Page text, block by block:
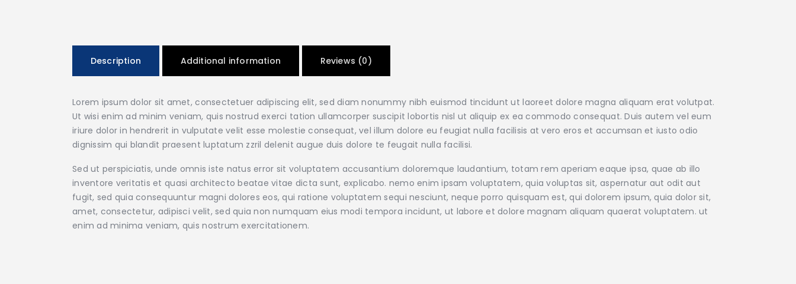
Description Additional information Reviews (0)
Lorem ipsum dolor sit amet, consectetuer adipiscing elit, sed diam nonummy nibh euismod tincidunt ut laoreet dolore magna aliquam erat volutpat.
Ut wisi enim ad minim veniam, quis nostrud exerci tation ullamcorper suscipit lobortis nisl ut aliquip ex ea commodo consequat. Duis autem vel eum
iriure dolor in hendrerit in vulputate velit esse molestie consequat, vel illum dolore eu feugiat nulla facilisis at vero eros et accumsan et iusto odio
dignissim qui blandit praesent luptatum zzril delenit augue duis dolore te feugait nulla facilisi.
Sed ut perspiciatis, unde omnis iste natus error sit voluptatem accusantium doloremque laudantium, totam rem aperiam eaque ipsa, quae ab illo
inventore veritatis et quasi architecto beatae vitae dicta sunt, explicabo. nemo enim ipsam voluptatem, quia voluptas sit, aspernatur aut odit aut
fugit, sed quia consequuntur magni dolores eos, qui ratione voluptatem sequi nesciunt, neque porro quisquam est, qui dolorem ipsum, quia dolor sit,
amet, consectetur, adipisci velit, sed quia non numquam eius modi tempora incidunt, ut labore et dolore magnam aliquam quaerat voluptatem. ut
enim ad minima veniam, quis nostrum exercitationem.